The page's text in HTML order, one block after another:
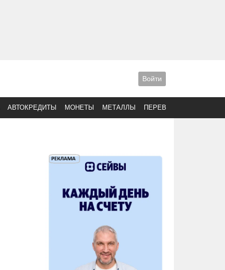
Войти
АВТОКРЕДИТЫ МОНЕТЫ МЕТАЛЛЫ ПЕРЕВОДЫ